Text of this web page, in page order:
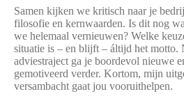
Samen kijken we kritisch naar je
filosofie en kernwaarden. Is dit nog
we helemaal vernieuwen? Welke
situatie is – en blijft – áltijd het motto.
adviestraject ga je boordevol nieuwe
gemotiveerd verder. Kortom, mijn
versambacht gaat jou vooruithelpen.